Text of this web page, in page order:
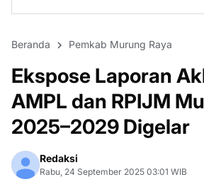
Beranda Pemkab Murung Raya
Ekspose Laporan
AMPL dan RPIJM
2025–2029 Digelar
Redaksi
Rabu, 24 September 2025 03:01 WIB